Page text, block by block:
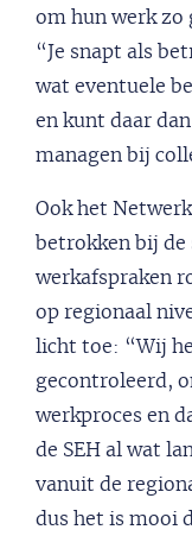
om hun werk zo
“Je snapt als
wat eventuele
en kunt daar
managen bij
Ook het
betrokken bij
werkafspraken
op regionaal
licht toe: “Wij
gecontroleerd,
werkproces en
de SEH al wat
vanuit de
dus het is mooi